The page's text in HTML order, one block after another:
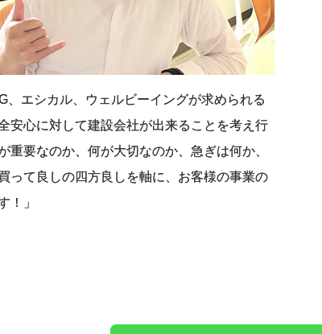
、エシカル、ウェルビーイングが求められる
安心に対して建設会社が出来ることを考え行
重要なのか、何が大切なのか、急ぎは何か、
って良しの四方良しを軸に、お客様の事業の
！」